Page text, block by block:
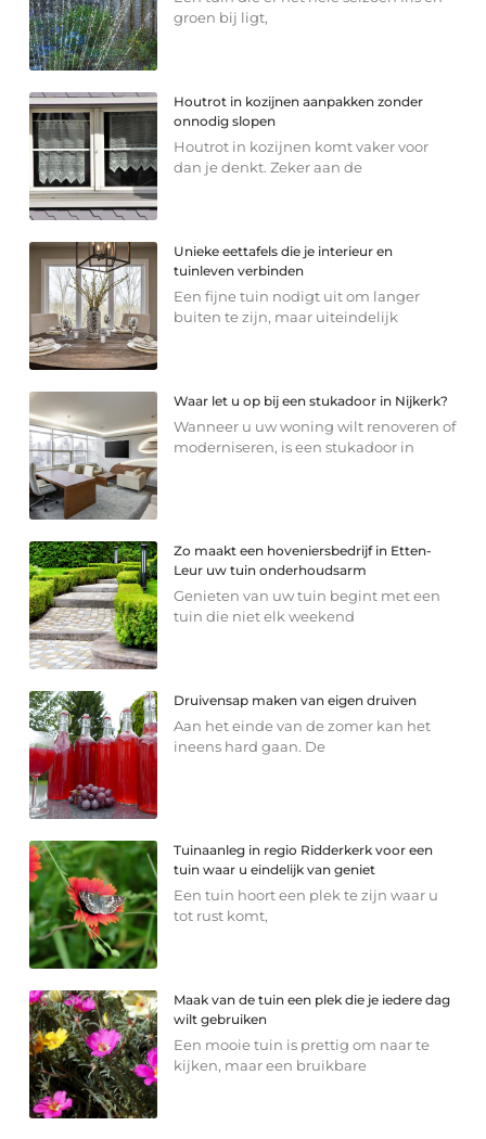
groen bij ligt,
Houtrot in kozijnen aanpakken zonder
onnodig slopen
Houtrot in kozijnen komt vaker voor
dan je denkt. Zeker aan de
Unieke eettafels die je interieur en
tuinleven verbinden
Een fijne tuin nodigt uit om langer
buiten te zijn, maar uiteindelijk
Waar let u op bij een stukadoor in Nijkerk?
Wanneer u uw woning wilt renoveren of
moderniseren, is een stukadoor in
Zo maakt een hoveniersbedrijf in Etten-
Leur uw tuin onderhoudsarm
Genieten van uw tuin begint met een
tuin die niet elk weekend
Druivensap maken van eigen druiven
Aan het einde van de zomer kan het
ineens hard gaan. De
Tuinaanleg in regio Ridderkerk voor een
tuin waar u eindelijk van geniet
Een tuin hoort een plek te zijn waar u
tot rust komt,
Maak van de tuin een plek die je iedere dag
wilt gebruiken
Een mooie tuin is prettig om naar te
kijken, maar een bruikbare